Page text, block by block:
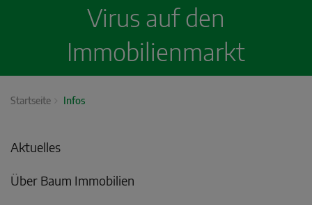
Virus auf den
Immobilienmarkt
Startseite Infos
Aktuelles
Über Baum Immobilien